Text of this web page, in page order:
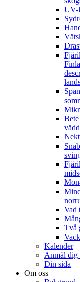
UV-
Vad
Två
Kalender
Anmäl dig
Din sida
Om oss